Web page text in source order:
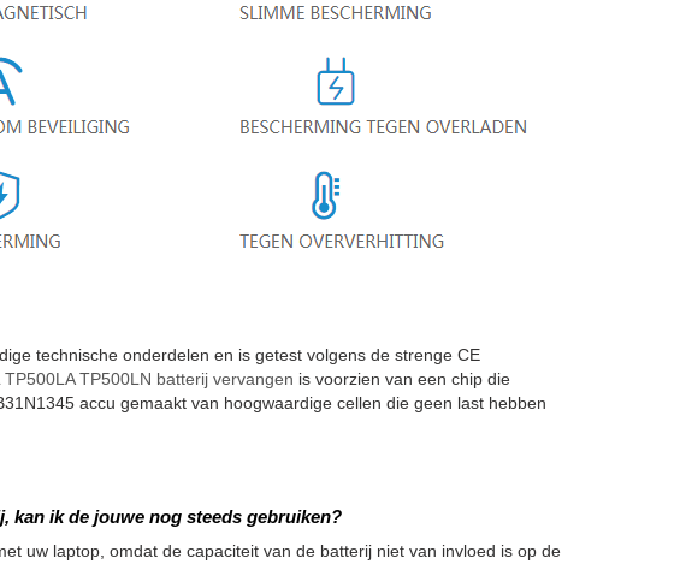
technische onderdelen en is getest volgens de strenge CE
TP500LN batterij vervangen is voorzien van een chip die
accu gemaakt van hoogwaardige cellen die geen last hebben
kan ik de jouwe nog steeds gebruiken?
uw laptop, omdat de capaciteit van de batterij niet van invloed is op de